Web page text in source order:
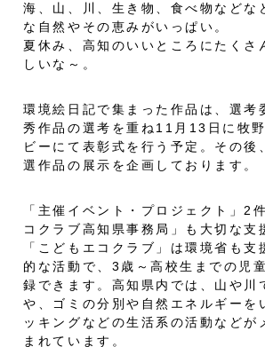
海、山、川、生き物、食べ物などな
な自然やその恵みがいっぱい。
夏休み、高知のいいところにたくさ
しいな～。
環境絵日記で集まった作品は、選考
秀作品の選考を重ね11月13日に牧
ビーにて表彰式を行う予定。その後
選作品の展示を企画しております。
「主催イベント・プロジェクト」2
コクラブ高知県事務局」も大切な支
「こどもエコクラブ」は環境省も支
的な活動で、3歳～高校生までの児
録できます。高知県内では、山や川
や、ゴミの分別や自然エネルギーを
ッキングなどの生活系の活動などが
まれています。